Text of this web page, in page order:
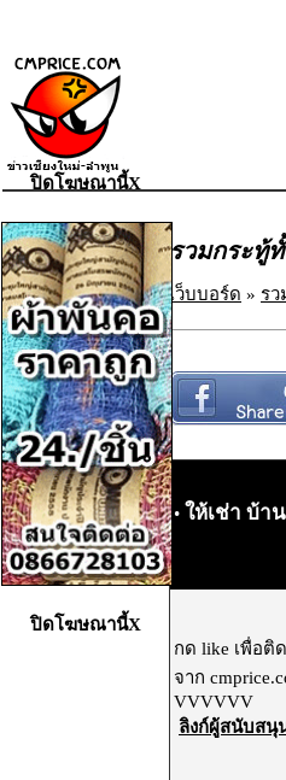
รวมกระทู้
เว็บบอร์ด » ร
• ให้เช่า บ้า
กด like เพื่อติ
จาก
VVVVVV
ลิงก์ผู้สนับสนุ
ปิดโฆษณานี้X
ปิดโฆษณานี้X